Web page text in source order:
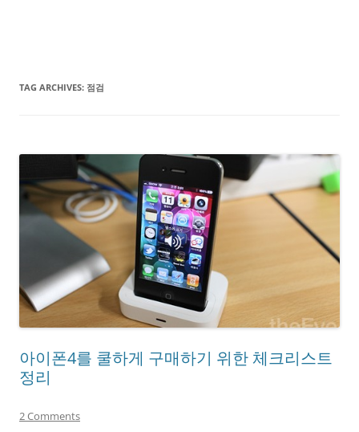
TAG ARCHIVES: 점검
아이폰4를 쿨하게 구매하기 위한 체크리스트
정리
2 Comments